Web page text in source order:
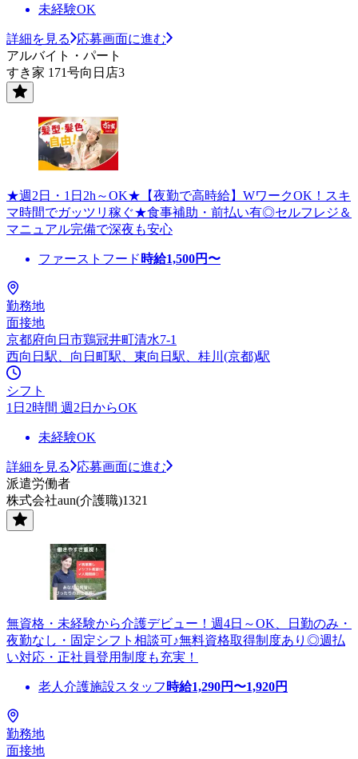
未経験OK
詳細を見る
応募画面に進む
アルバイト・パート
すき家 171号向日店3
★週2日・1日2h～OK★【夜勤で高時給】WワークOK！スキ
マ時間でガッツリ稼ぐ★食事補助・前払い有◎セルフレジ＆
マニュアル完備で深夜も安心
ファーストフード 時給1,500円〜
勤務地
面接地
京都府向日市鶏冠井町清水7-1
西向日駅、向日町駅、東向日駅、桂川(京都)駅
シフト
1日2時間 週2日からOK
未経験OK
詳細を見る
応募画面に進む
派遣労働者
株式会社aun(介護職)1321
無資格・未経験から介護デビュー！週4日～OK、日勤のみ・
夜勤なし・固定シフト相談可♪無料資格取得制度あり◎週払
い対応・正社員登用制度も充実！
老人介護施設スタッフ 時給1,290円〜1,920円
勤務地
面接地